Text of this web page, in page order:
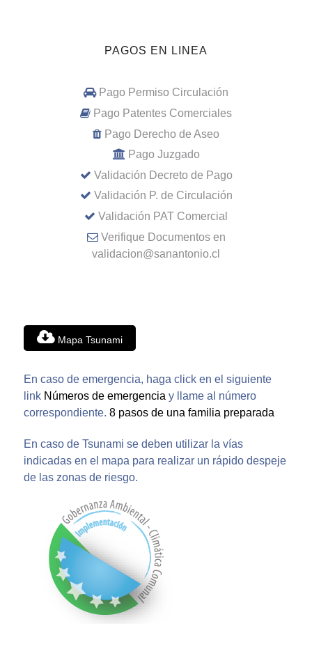
PAGOS EN LINEA
Pago Permiso Circulación
Pago Patentes Comerciales
Pago Derecho de Aseo
Pago Juzgado
Validación Decreto de Pago
Validación P. de Circulación
Validación PAT Comercial
Verifique Documentos en
validacion@sanantonio.cl
Mapa Tsunami
En caso de emergencia, haga click en el siguiente
link Números de emergencia y llame al número
correspondiente. 8 pasos de una familia preparada
En caso de Tsunami se deben utilizar la vías
indicadas en el mapa para realizar un rápido despeje
de las zonas de riesgo.